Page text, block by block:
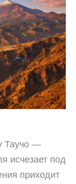
Таучо —
исчезает под
приходит